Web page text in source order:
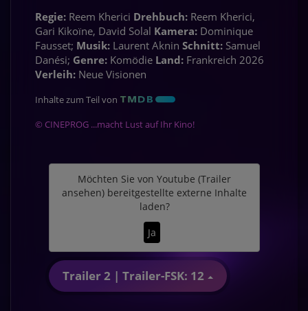
Regie: Reem Kherici Drehbuch: Reem Kherici,
Gari Kikoïne, David Solal Kamera: Dominique
Fausset; Musik: Laurent Aknin Schnitt: Samuel
Danési; Genre: Komödie Land: Frankreich 2026
Verleih: Neue Visionen
Inhalte zum Teil von
© CINEPROG ...macht Lust auf Ihr Kino!
Möchten Sie von Youtube (Trailer
ansehen) bereitgestellte externe Inhalte
laden?
Ja
Trailer 2 | Trailer-FSK: 12